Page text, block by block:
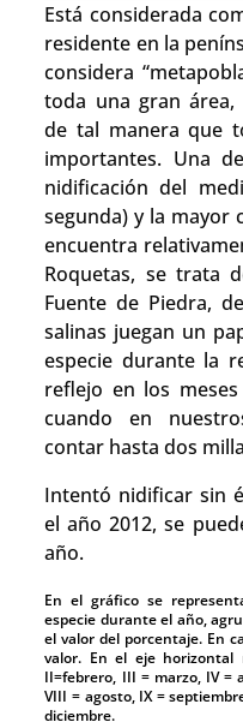
Está considerada
residente en la
considera
toda una gran área,
de tal manera que
importantes. Una
nidificación del
segunda) y la mayor
encuentra
Roquetas, se trata
Fuente de Piedra,
salinas juegan un
especie durante la
reflejo en los
cuando en
contar hasta dos
Intentó nidificar sin
el año 2012, se
año.
En el gráfico se
especie durante el año,
el valor del porcentaje. En
valor. En el eje horizontal
II=febrero, III = marzo, IV =
VIII = agosto, IX =
diciembre.